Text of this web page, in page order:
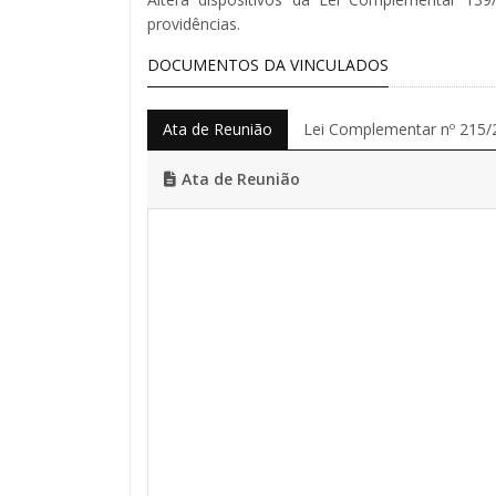
providências.
DOCUMENTOS DA VINCULADOS
Ata de Reunião Lei Complementar nº 215/
Ata de Reunião